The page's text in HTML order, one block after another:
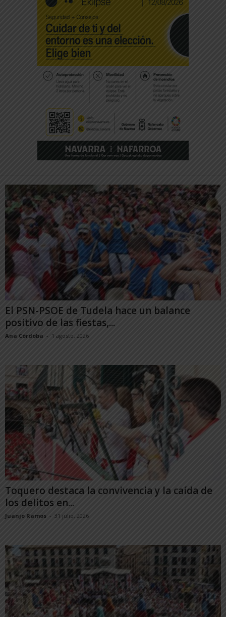
El PSN-PSOE de Tudela hace un balance
positivo de las fiestas,...
Ana Córdoba - 1 agosto, 2026
Toquero destaca la convivencia y la caída de
los delitos en...
Juanjo Ramos - 31 julio, 2026